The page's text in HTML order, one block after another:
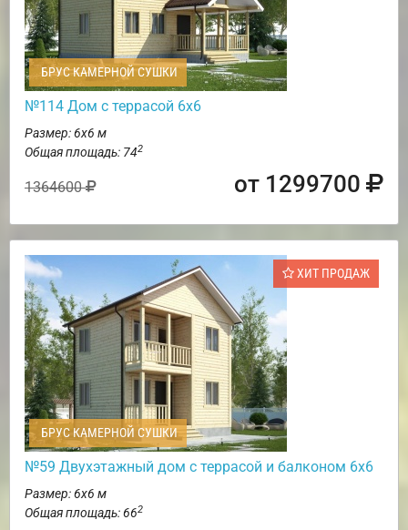
БРУС КАМЕРНОЙ СУШКИ
№114 Дом с террасой 6х6
Размер: 6х6 м
Общая площадь: 742
1364600 от 1299700
ХИТ ПРОДАЖ
БРУС КАМЕРНОЙ СУШКИ
№59 Двухэтажный дом с террасой и балконом 6х6
Размер: 6х6 м
Общая площадь: 662